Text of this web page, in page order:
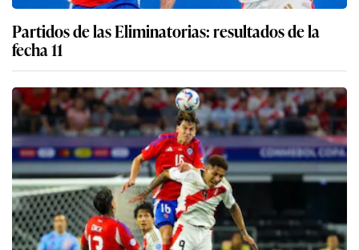
Partidos de las Eliminatorias: resultados de la
fecha 11